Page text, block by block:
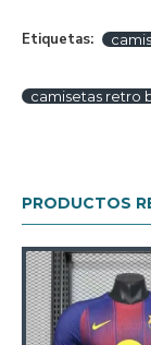
Etiquetas:
camisetas retro
PRODUCTOS